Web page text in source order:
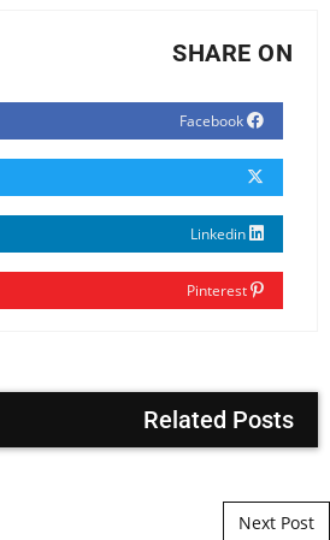
SHARE ON
Related Posts
Post navigation
Next Post